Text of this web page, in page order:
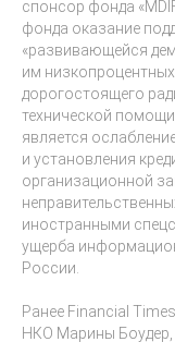
спонсор фонда
фонда оказание
«развивающейся
им
дорогостоящего
технической
является
и установления
организационной
иностранными
ущерба
России.
Ранее Financial
НКО Марины